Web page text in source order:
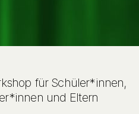
für Schüler*innen,
und Eltern